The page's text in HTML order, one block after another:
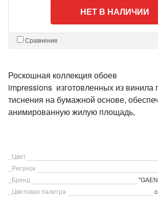
НЕТ В НАЛИЧИИ
Сравнение
Роскошная коллекция обоев
impressions изготовленных из винила
тиснения на бумажной основе,
анимированную жилую площадь,
_Цвет
_Рисунок
_Бренд
_Цветовая палитра